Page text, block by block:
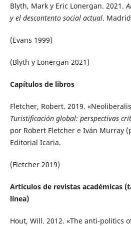
Blyth, Mark y Eric Lonergan. 2021.
y el descontento social actual.
(Evans 1999)
(Blyth y Lonergan 2021)
Capítulos de libros
Fletcher, Robert. 2019.
Turistificación global: perspectivas
por Robert Fletcher e Iván Murray
Editorial Icaria.
(Fletcher 2019)
Artículos de revistas académicas
línea)
Hout, Will. 2012. «The anti-politics